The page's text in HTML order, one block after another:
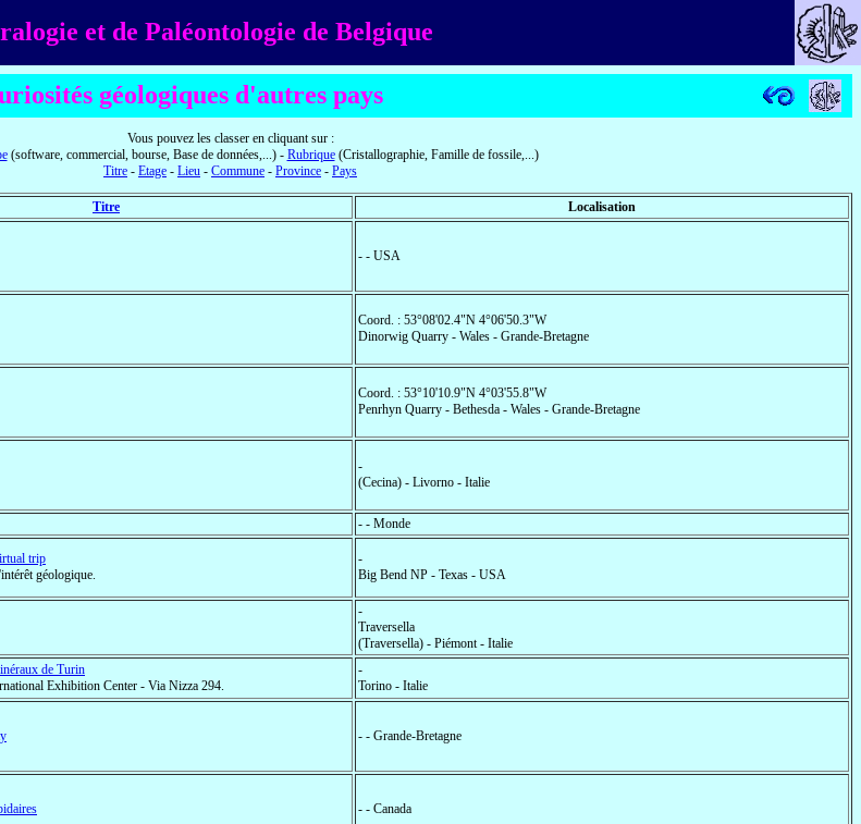
et de Paléontologie de Belgique
géologiques d'autres pays
Vous pouvez les classer en cliquant sur :
(software, commercial, bourse, Base de données,...) - Rubrique(Cristallographie, Famille de fossile,...)
Titre - Etage - Lieu - Commune - Province - Pays
Titre Localisation
- - USA
Coord. : 53°08'02.4"N 4°06'50.3"W
Dinorwig Quarry - Wales - Grande-Bretagne
Coord. : 53°10'10.9"N 4°03'55.8"W
Penrhyn Quarry - Bethesda - Wales - Grande-Bretagne
-
(Cecina) - Livorno - Italie
- - Monde
trip
géologique.
-
Big Bend NP - Texas - USA
-
Traversella
(Traversella) - Piémont - Italie
de Turin
Exhibition Center - Via Nizza 294.
-
Torino - Italie
- - Grande-Bretagne
- - Canada